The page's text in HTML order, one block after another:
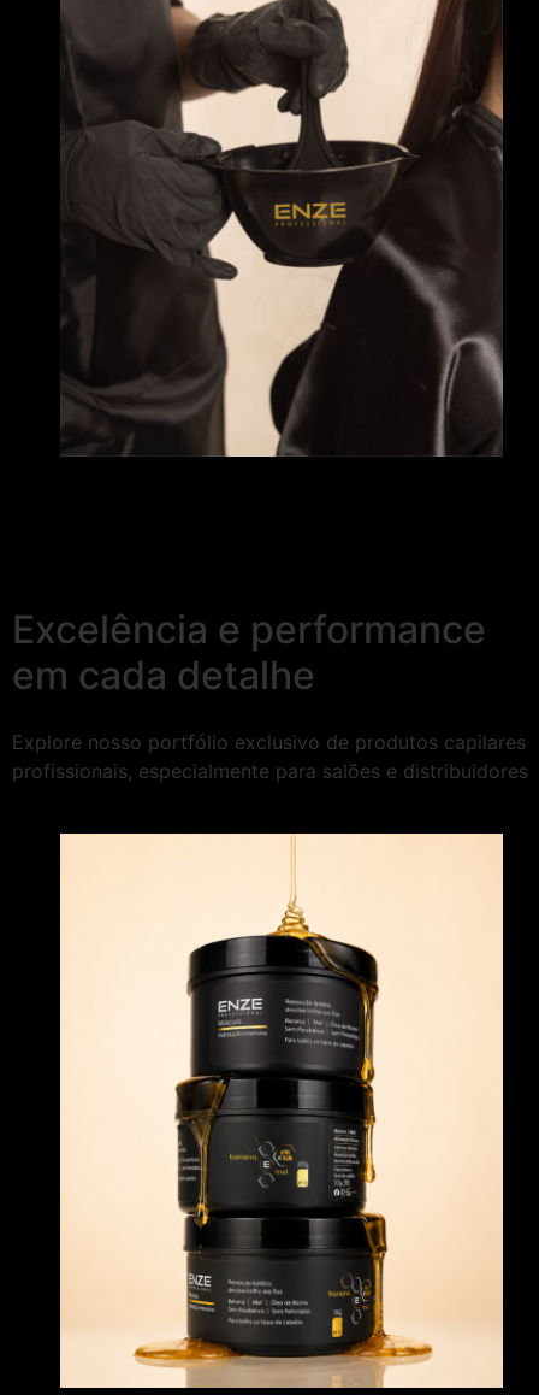
Excelência e performance
em cada detalhe
Explore nosso portfólio exclusivo de produtos capilares
profissionais, especialmente para salões e distribuidores